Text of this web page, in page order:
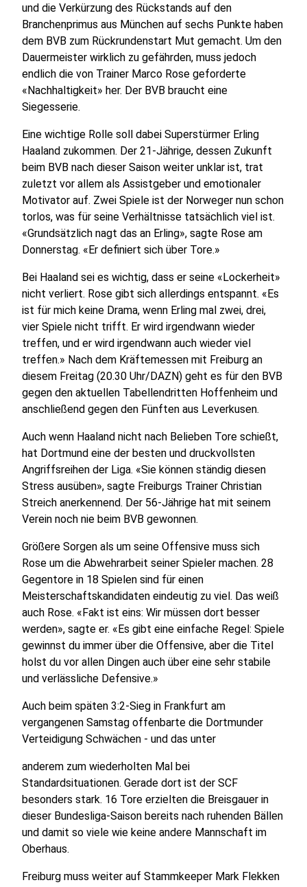
und die Verkürzung des Rückstands auf den
Branchenprimus aus München auf sechs Punkte haben
dem BVB zum Rückrundenstart Mut gemacht. Um den
Dauermeister wirklich zu gefährden, muss jedoch
endlich die von Trainer Marco Rose geforderte
«Nachhaltigkeit» her. Der BVB braucht eine
Siegesserie.
Eine wichtige Rolle soll dabei Superstürmer Erling
Haaland zukommen. Der 21-Jährige, dessen Zukunft
beim BVB nach dieser Saison weiter unklar ist, trat
zuletzt vor allem als Assistgeber und emotionaler
Motivator auf. Zwei Spiele ist der Norweger nun schon
torlos, was für seine Verhältnisse tatsächlich viel ist.
«Grundsätzlich nagt das an Erling», sagte Rose am
Donnerstag. «Er definiert sich über Tore.»
Bei Haaland sei es wichtig, dass er seine «Lockerheit»
nicht verliert. Rose gibt sich allerdings entspannt. «Es
ist für mich keine Drama, wenn Erling mal zwei, drei,
vier Spiele nicht trifft. Er wird irgendwann wieder
treffen, und er wird irgendwann auch wieder viel
treffen.» Nach dem Kräftemessen mit Freiburg an
diesem Freitag (20.30 Uhr/DAZN) geht es für den BVB
gegen den aktuellen Tabellendritten Hoffenheim und
anschließend gegen den Fünften aus Leverkusen.
Auch wenn Haaland nicht nach Belieben Tore schießt,
hat Dortmund eine der besten und druckvollsten
Angriffsreihen der Liga. «Sie können ständig diesen
Stress ausüben», sagte Freiburgs Trainer Christian
Streich anerkennend. Der 56-Jährige hat mit seinem
Verein noch nie beim BVB gewonnen.
Größere Sorgen als um seine Offensive muss sich
Rose um die Abwehrarbeit seiner Spieler machen. 28
Gegentore in 18 Spielen sind für einen
Meisterschaftskandidaten eindeutig zu viel. Das weiß
auch Rose. «Fakt ist eins: Wir müssen dort besser
werden», sagte er. «Es gibt eine einfache Regel: Spiele
gewinnst du immer über die Offensive, aber die Titel
holst du vor allen Dingen auch über eine sehr stabile
und verlässliche Defensive.»
Auch beim späten 3:2-Sieg in Frankfurt am
vergangenen Samstag offenbarte die Dortmunder
Verteidigung Schwächen - und das unter
anderem zum wiederholten Mal bei
Standardsituationen. Gerade dort ist der SCF
besonders stark. 16 Tore erzielten die Breisgauer in
dieser Bundesliga-Saison bereits nach ruhenden Bällen
und damit so viele wie keine andere Mannschaft im
Oberhaus.
Freiburg muss weiter auf Stammkeeper Mark Flekken